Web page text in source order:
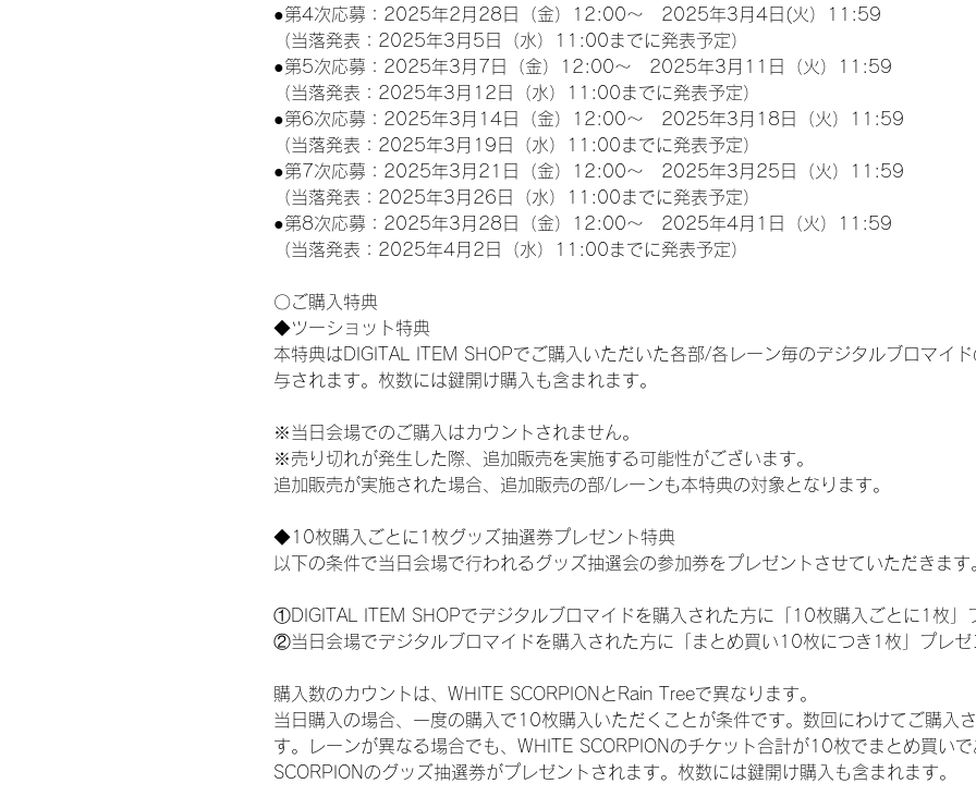
●第4次応募：2025年2月28日（金）12:00～　2025年3月4日(火）11:59
（当落発表：2025年3月5日（水）11:00までに発表予定）
●第5次応募：2025年3月7日（金）12:00～　2025年3月11日（火）11:59
（当落発表：2025年3月12日（水）11:00までに発表予定）
●第6次応募：2025年3月14日（金）12:00～　2025年3月18日（火）11:59
（当落発表：2025年3月19日（水）11:00までに発表予定）
●第7次応募：2025年3月21日（金）12:00～　2025年3月25日（火）11:59
（当落発表：2025年3月26日（水）11:00までに発表予定）
●第8次応募：2025年3月28日（金）12:00～　2025年4月1日（火）11:59
（当落発表：2025年4月2日（水）11:00までに発表予定）
〇ご購入特典
◆ツーショット特典
本特典はDIGITAL ITEM SHOPでご購入いただいた各部/各レーン毎のデジタルブロマイ
与されます。枚数には鍵開け購入も含まれます。
※当日会場でのご購入はカウントされません。
※売り切れが発生した際、追加販売を実施する可能性がございます。
追加販売が実施された場合、追加販売の部/レーンも本特典の対象となります。
◆10枚購入ごとに1枚グッズ抽選券プレゼント特典
以下の条件で当日会場で行われるグッズ抽選会の参加券をプレゼントさせていただきます
①DIGITAL ITEM SHOPでデジタルブロマイドを購入された方に「10枚購入ごとに1枚」
②当日会場でデジタルブロマイドを購入された方に「まとめ買い10枚につき1枚」プレゼ
購入数のカウントは、WHITE SCORPIONとRain Treeで異なります。
当日購入の場合、一度の購入で10枚購入いただくことが条件です。数回にわけてご購入
す。レーンが異なる場合でも、WHITE SCORPIONのチケット合計が10枚でまとめ買い
SCORPIONのグッズ抽選券がプレゼントされます。枚数には鍵開け購入も含まれます。